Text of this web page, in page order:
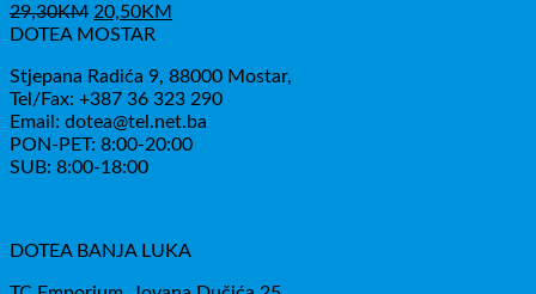
29,30KM Izvorna
cijena
je:
29,30KM.
20,50KM
20,50KM.
DOTEA MOSTAR
Stjepana Radića 9, 88000 Mostar,
Tel/Fax: +387 36 323 290
Email: dotea@tel.net.ba
PON-PET: 8:00-20:00
SUB: 8:00-18:00
DOTEA BANJA LUKA